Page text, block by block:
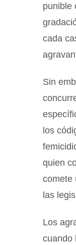
punible
cada
Sin
los
quien
comete
las
Los
cuando